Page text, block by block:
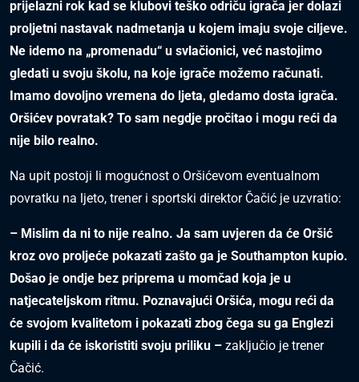
prijelazni rok kad se klubovi teško odriču igrača jer dolazi
proljetni nastavak nadmetanja u kojem imaju svoje ciljeve.
Ne idemo na „promenadu“ u svlačionici, već nastojimo
gledati u svoju školu, na koje igrače možemo računati.
Imamo dovoljno vremena do ljeta, gledamo dosta igrača.
Oršićev povratak? To sam negdje pročitao i mogu reći da
nije bilo realno.
Na upit postoji li mogućnost o Oršićevom eventualnom
povratku na ljeto, trener i sportski direktor Čačić je uzvratio:
– Mislim da ni to nije realno. Ja sam uvjeren da će Oršić
kroz ovo proljeće pokazati zašto ga je Southampton kupio.
Došao je ondje bez priprema u momčad koja je u
natjecateljskom ritmu. Poznavajući Oršića, mogu reći da
će svojom kvalitetom i pokazati zbog čega su ga Englezi
kupili i da će iskoristiti svoju priliku – zaključio je trener
Čačić.